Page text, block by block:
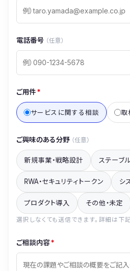
電話番号 （任意）
ご用件*
サービスに関する相談 取
ご興味のある分野 （任意）
新規事業・戦略設計 ステーブ
RWA・セキュリティトークン シ
プロダクト導入 その他・未定
選択しなくても送信できます。詳細は下
ご相談内容*